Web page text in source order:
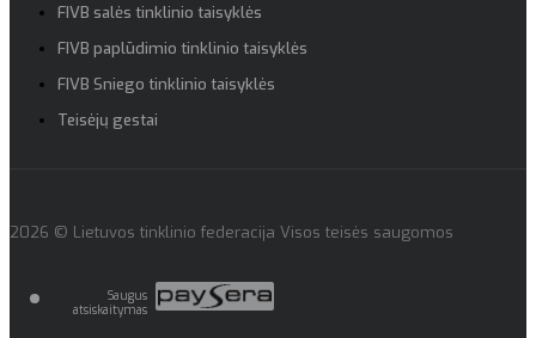
FIVB salės tinklinio taisyklės
FIVB paplūdimio tinklinio taisyklės
FIVB Sniego tinklinio taisyklės
Teisėjų gestai
2026 © Lietuvos tinklinio federacija Visos teisės saugomos
Saugus
atsiskaitymas